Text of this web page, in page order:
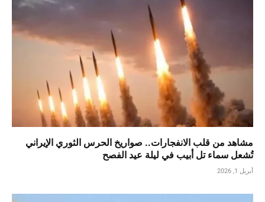
مشاهد من قلب الانفجارات.. صواريخ الحرس الثوري الإيراني
تُشعل سماء تل أبيب في ليلة عيد الفصح
أبريل 1, 2026